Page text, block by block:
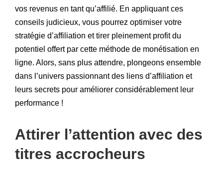
vos revenus en tant qu’affilié. En appliquant ces
conseils judicieux, vous pourrez optimiser votre
stratégie d’affiliation et tirer pleinement profit du
potentiel offert par cette méthode de monétisation en
ligne. Alors, sans plus attendre, plongeons ensemble
dans l’univers passionnant des liens d’affiliation et
leurs secrets pour améliorer considérablement leur
performance !
Attirer l’attention avec des
titres accrocheurs